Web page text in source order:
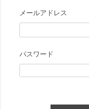
メールアドレス
パスワード